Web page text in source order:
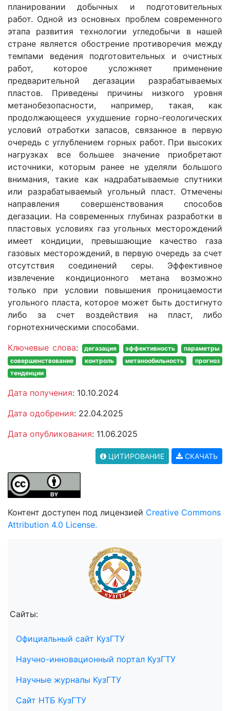
планировании добычных и подготовительных
работ. Одной из основных проблем современного
этапа развития технологии угледобычи в нашей
стране является обострение противоречия между
темпами ведения подготовительных и очистных
работ, которое усложняет применение
предварительной дегазации разрабатываемых
пластов. Приведены причины низкого уровня
метанобезопасности, например, такая, как
продолжающееся ухудшение горно-геологических
условий отработки запасов, связанное в первую
очередь с углублением горных работ. При высоких
нагрузках все большее значение приобретают
источники, которым ранее не уделяли большого
внимания, такие как надрабатываемые спутники
или разрабатываемый угольный пласт. Отмечены
направления совершенствования способов
дегазации. На современных глубинах разработки в
пластовых условиях газ угольных месторождений
имеет кондиции, превышающие качество газа
газовых месторождений, в первую очередь за счет
отсутствия соединений серы. Эффективное
извлечение кондиционного метана возможно
только при условии повышения проницаемости
угольного пласта, которое может быть достигнуто
либо за счет воздействия на пласт, либо
горнотехническими способами.
Ключевые слова: дегазация эффективность
параметры
совершенствование
контроль метанообильность
прогноз
тенденции
Дата получения: 10.10.2024
Дата одобрения: 22.04.2025
Дата опубликования: 11.06.2025
ЦИТИРОВАНИЕ СКАЧАТЬ
Контент доступен под лицензией Creative Commons
Attribution 4.0 License.
Сайты:
Официальный сайт КузГТУ
Научно-инновационный портал КузГТУ
Научные журналы КузГТУ
Сайт НТБ КузГТУ